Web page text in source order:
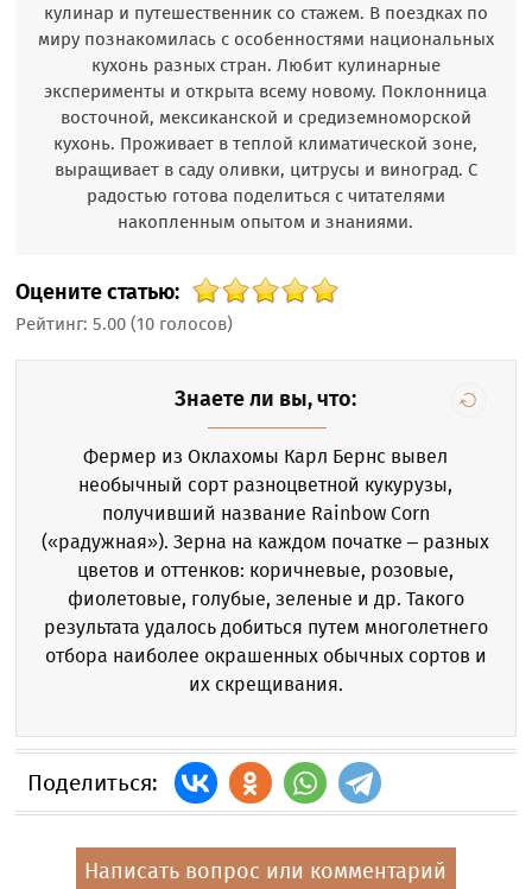
кулинар и путешественник со стажем. В поездках по
миру познакомилась с особенностями национальных
кухонь разных стран. Любит кулинарные
эксперименты и открыта всему новому. Поклонница
восточной, мексиканской и средиземноморской
кухонь. Проживает в теплой климатической зоне,
выращивает в саду оливки, цитрусы и виноград. С
радостью готова поделиться с читателями
накопленным опытом и знаниями.
Оцените статью:
Рейтинг:5.00 (10 голосов)
Знаете ли вы, что:
Фермер из Оклахомы Карл Бернс вывел
необычный сорт разноцветной кукурузы,
получивший название Rainbow Corn
(«радужная»). Зерна на каждом початке – разных
цветов и оттенков: коричневые, розовые,
фиолетовые, голубые, зеленые и др. Такого
результата удалось добиться путем многолетнего
отбора наиболее окрашенных обычных сортов и
их скрещивания.
Поделиться:
Написать вопрос или комментарий